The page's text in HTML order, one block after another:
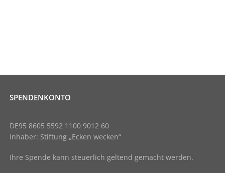
SPENDENKONTO
DE95 8605 5592 1100 9012 60
Inhaber: Stiftung „Ecken wecken“
Ihre Spende kann steuerlich geltend gemacht werden.